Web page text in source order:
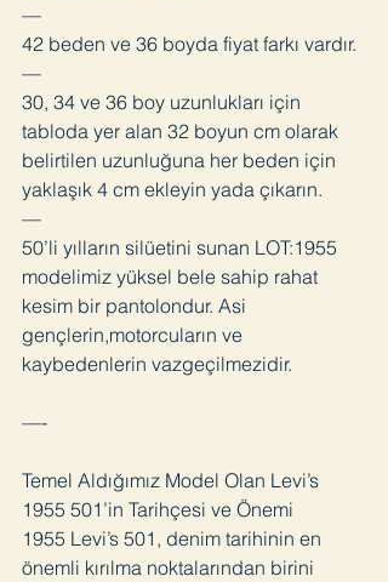
—
42 beden ve 36 boyda fiyat farkı vardır.
—
30, 34 ve 36 boy uzunlukları için
tabloda yer alan 32 boyun cm olarak
belirtilen uzunluğuna her beden için
yaklaşık 4 cm ekleyin yada çıkarın.
—
50’li yılların silüetini sunan LOT:1955
modelimiz yüksel bele sahip rahat
kesim bir pantolondur. Asi
gençlerin,motorcuların ve
kaybedenlerin vazgeçilmezidir.
—-
Temel Aldığımız Model Olan Levi’s
1955 501’in Tarihçesi ve Önemi
1955 Levi’s 501, denim tarihinin en
önemli kırılma noktalarından birini